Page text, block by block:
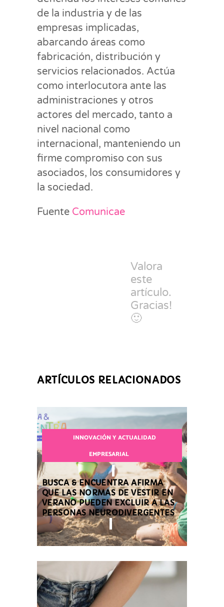
de la industria y de las
empresas implicadas,
abarcando áreas como
fabricación, distribución y
servicios relacionados. Actúa
como interlocutora ante las
administraciones y otros
actores del mercado, tanto a
nivel nacional como
internacional, manteniendo un
firme compromiso con sus
asociados, los consumidores y
la sociedad.
Fuente Comunicae
Valora
este
artículo.
Gracias!
🙂
ARTÍCULOS RELACIONADOS
INNOVACIÓN Y ACTUALIDAD
EMPRESARIAL
BUSCA & ENCUENTRA AFIRMA
QUE LAS NORMAS DE VESTIR EN
VERANO PUEDEN EXCLUIR A LAS
PERSONAS NEURODIVERGENTES